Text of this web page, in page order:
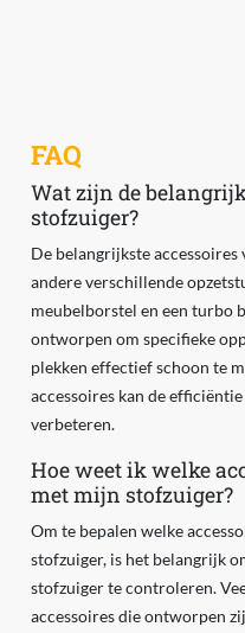
FAQ
Wat zijn de
stofzuiger?
De belangrijkste
andere verschillende
meubelborstel en een turbo
ontworpen om specifieke
plekken effectief schoon te
accessoires kan de
verbeteren.
Hoe weet ik welke
met mijn stofzuiger?
Om te bepalen welke
stofzuiger, is het belangrijk
stofzuiger te controleren.
accessoires die ontworpen